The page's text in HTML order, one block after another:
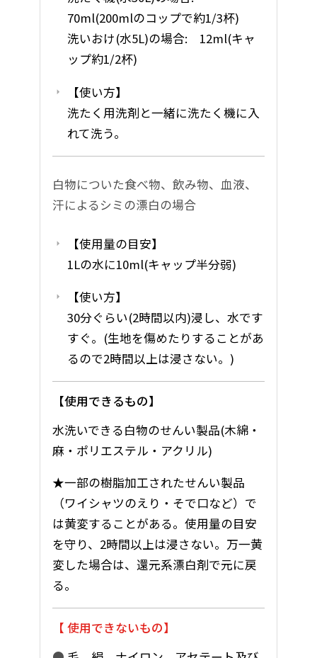
70ml(200mlのコップで約1/3杯)
洗いおけ(水5L)の場合: 12ml(キャ
ップ約1/2杯)
【使い方】
洗たく用洗剤と一緒に洗たく機に入
れて洗う。
白物についた食べ物、飲み物、血液、
汗によるシミの漂白の場合
【使用量の目安】
1Lの水に10ml(キャップ半分弱)
【使い方】
30分ぐらい(2時間以内)浸し、水です
すぐ。(生地を傷めたりすることがあ
るので2時間以上は浸さない。)
使用できるもの
水洗いできる白物のせんい製品(木綿・
麻・ポリエステル・アクリル)
★一部の樹脂加工されたせんい製品
（ワイシャツのえり・そで口など）で
は黄変することがある。使用量の目安
を守り、2時間以上は浸さない。万一黄
変した場合は、還元系漂白剤で元に戻
る。
使用できないもの